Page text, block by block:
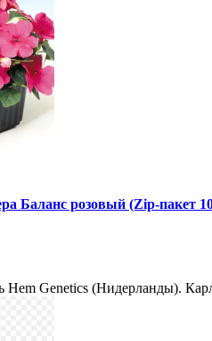
Баланс розовый (Zip-пакет
Hem Genetics (Нидерланды).